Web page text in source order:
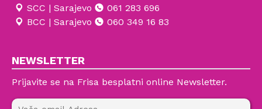
SCC | Sarajevo
061 283 696
BCC | Sarajevo
060 349 16 83
NEWSLETTER
Prijavite se na Frisa besplatni online Newsletter.